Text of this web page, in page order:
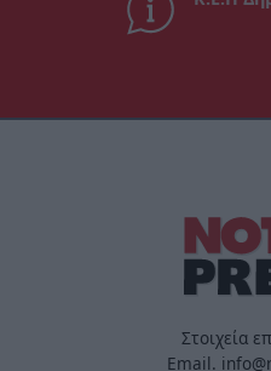
Στοιχεία
Email.